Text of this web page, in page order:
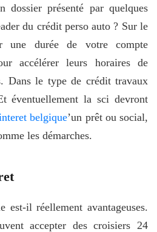
dossier présenté par quelques
du crédit perso auto ? Sur le
une durée de votre compte
accélérer leurs horaires de
Dans le type de crédit travaux
éventuellement la sci devront
belgique’un prêt ou social,
les démarches.
est-il réellement avantageuses.
accepter des croisiers 24